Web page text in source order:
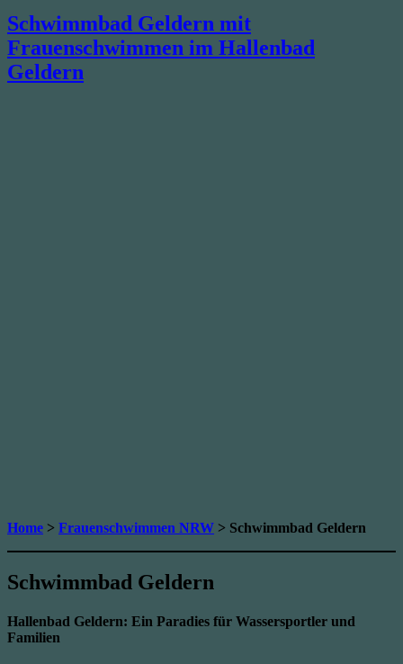
Schwimmbad Geldern mit
Frauenschwimmen im Hallenbad
Geldern
Home > Frauenschwimmen NRW > Schwimmbad Geldern
Schwimmbad Geldern
Hallenbad Geldern: Ein Paradies für Wassersportler und
Familien